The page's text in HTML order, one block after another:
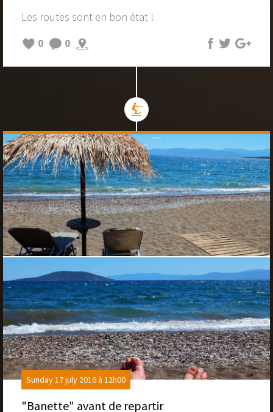
Les routes sont en bon état !
0
0
Sunday 17 july 2016 à 12h00
"Banette" avant de repartir